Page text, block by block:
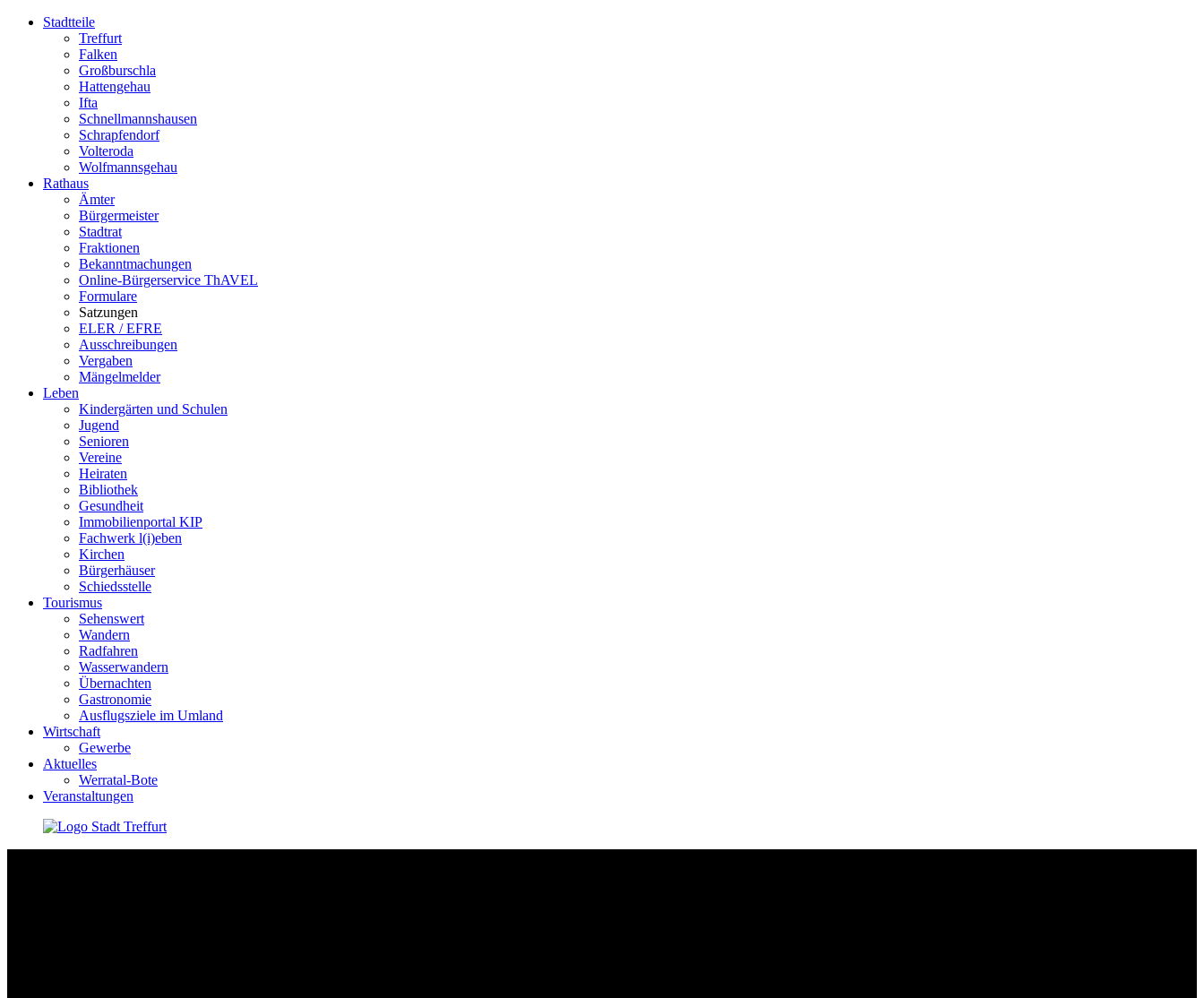
Stadtteile
Treffurt
Falken
Großburschla
Hattengehau
Ifta
Schnellmannshausen
Schrapfendorf
Volteroda
Wolfmannsgehau
Rathaus
Ämter
Bürgermeister
Stadtrat
Fraktionen
Bekanntmachungen
Online-Bürgerservice ThAVEL
Formulare
Satzungen
ELER / EFRE
Ausschreibungen
Vergaben
Mängelmelder
Leben
Kindergärten und Schulen
Jugend
Senioren
Vereine
Heiraten
Bibliothek
Gesundheit
Immobilienportal KIP
Fachwerk l(i)eben
Kirchen
Bürgerhäuser
Schiedsstelle
Tourismus
Sehenswert
Wandern
Radfahren
Wasserwandern
Übernachten
Gastronomie
Ausflugsziele im Umland
Wirtschaft
Gewerbe
Aktuelles
Werratal-Bote
Veranstaltungen